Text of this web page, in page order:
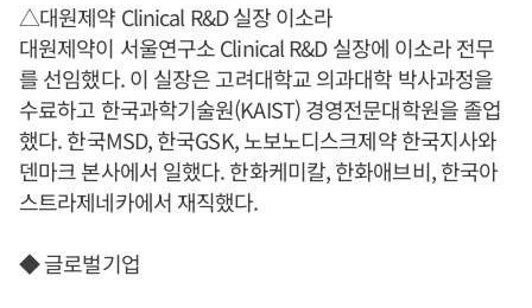
△대원제약 Clinical R&D 실장 이소라
대원제약이 서울연구소 Clinical R&D 실장에 이소라 전무
를 선임했다. 이 실장은 고려대학교 의과대학 박사과정을
수료하고 한국과학기술원(KAIST) 경영전문대학원을 졸업
했다. 한국MSD, 한국GSK, 노보노디스크제약 한국지사와
덴마크 본사에서 일했다. 한화케미칼, 한화애브비, 한국아
스트라제네카에서 재직했다.
◆ 글로벌기업